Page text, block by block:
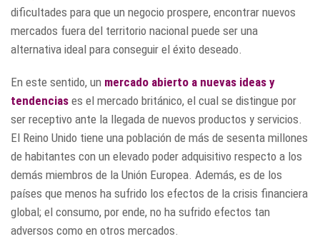
dificultades para que un negocio prospere, encontrar nuevos
mercados fuera del territorio nacional puede ser una
alternativa ideal para conseguir el éxito deseado.
En este sentido, un mercado abierto a nuevas ideas y
tendencias es el mercado británico, el cual se distingue por
ser receptivo ante la llegada de nuevos productos y servicios.
El Reino Unido tiene una población de más de sesenta millones
de habitantes con un elevado poder adquisitivo respecto a los
demás miembros de la Unión Europea. Además, es de los
países que menos ha sufrido los efectos de la crisis financiera
global; el consumo, por ende, no ha sufrido efectos tan
adversos como en otros mercados.